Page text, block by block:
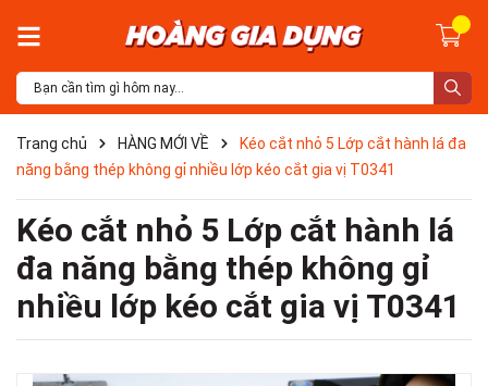
Trang chủ HÀNG MỚI VỀ
Kéo cắt nhỏ 5 Lớp cắt hành lá đa
năng bằng thép không gỉ nhiều lớp kéo cắt gia vị T0341
Kéo cắt nhỏ 5 Lớp cắt hành lá
đa năng bằng thép không gỉ
nhiều lớp kéo cắt gia vị T0341